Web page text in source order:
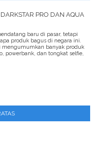
PRO DAN AQUA
baru di pasar, tetapi
produk bagus di negara ini.
mengumumkan banyak produk
powerbank, dan tongkat selfie,